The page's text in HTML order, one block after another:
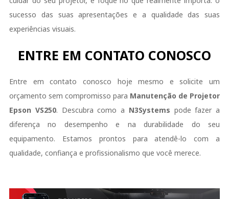
sucesso das suas apresentações e a qualidade das suas
experiências visuais.
ENTRE EM CONTATO CONOSCO
Entre em contato conosco hoje mesmo e solicite um
orçamento sem compromisso para Manutenção de Projetor
Epson VS250. Descubra como a N3Systems pode fazer a
diferença no desempenho e na durabilidade do seu
equipamento. Estamos prontos para atendê-lo com a
qualidade, confiança e profissionalismo que você merece.